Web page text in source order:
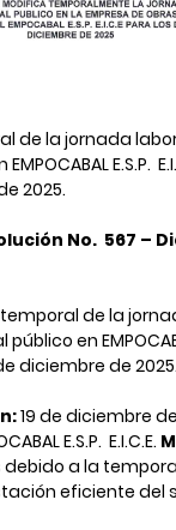
de la jornada
E.S.P.
2025.
No. ​ 567 –
de la
en
diciembre de 2025.
19 de diciembre de
E.S.P. ​ E.I.C.E.
a la
eficiente del